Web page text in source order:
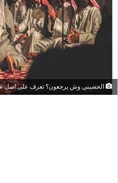
الحصيني وش يرجعون؟ تعرف على اصل